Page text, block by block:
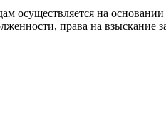
осуществляется на
права на взыскание